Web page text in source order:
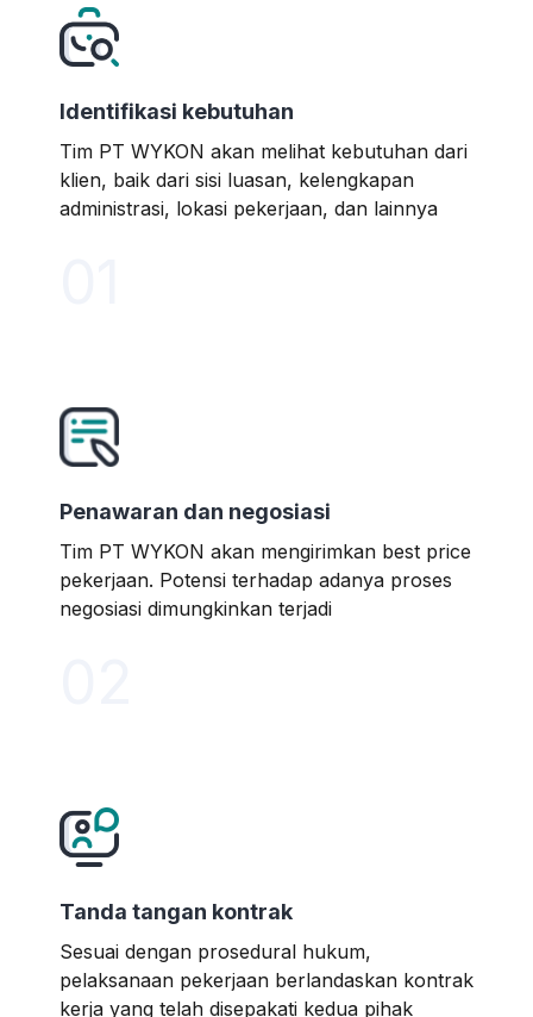
Identifikasi kebutuhan
Tim PT WYKON akan melihat kebutuhan dari
klien, baik dari sisi luasan, kelengkapan
administrasi, lokasi pekerjaan, dan lainnya
Penawaran dan negosiasi
Tim PT WYKON akan mengirimkan best price
pekerjaan. Potensi terhadap adanya proses
negosiasi dimungkinkan terjadi
Tanda tangan kontrak
Sesuai dengan prosedural hukum,
pelaksanaan pekerjaan berlandaskan kontrak
kerja yang telah disepakati kedua pihak